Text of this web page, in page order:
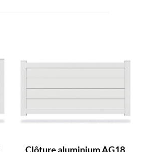
Clôture aluminium AG18